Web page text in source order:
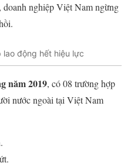
nghiệp Việt Nam ngừng
động hết hiệu lực
năm 2019, có 08 trường hợp
nước ngoài tại Việt Nam